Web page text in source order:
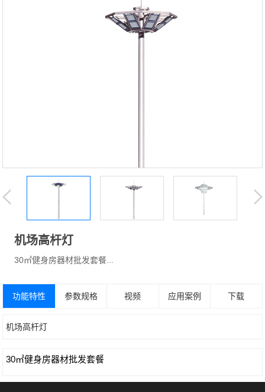
机场高杆灯
30㎡健身房器材批发套餐...
功能特性 参数规格 视频 应用案例 下载
机场高杆灯
30㎡健身房器材批发套餐